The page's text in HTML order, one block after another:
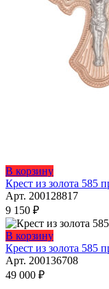
В корзину
Крест из золота 585
Арт. 200128817
9 150 ₽
В корзину
Крест из золота 585
Арт. 200136708
49 000 ₽